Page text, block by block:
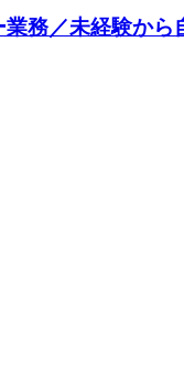
業務／未経験か